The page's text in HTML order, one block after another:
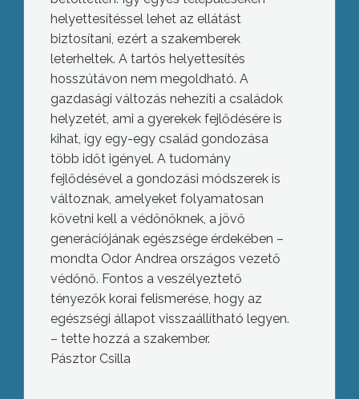
helyettesítéssel lehet az ellátást
biztosítani, ezért a szakemberek
leterheltek. A tartós helyettesítés
hosszútávon nem megoldható. A
gazdasági változás nehezíti a családok
helyzetét, ami a gyerekek fejlődésére is
kihat, így egy-egy család gondozása
több időt igényel. A tudomány
fejlődésével a gondozási módszerek is
változnak, amelyeket folyamatosan
követni kell a védőnőknek, a jövő
generációjának egészsége érdekében –
mondta Odor Andrea országos vezető
védőnő. Fontos a veszélyeztető
tényezők korai felismerése, hogy az
egészségi állapot visszaállítható legyen.
– tette hozzá a szakember.
Pásztor Csilla